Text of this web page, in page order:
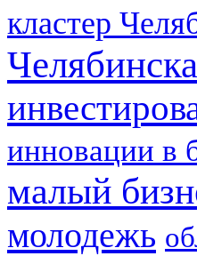
кластер
инновации в
малый
молодежь